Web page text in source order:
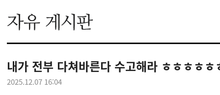
내가 전부 다쳐바른다 수고해라 ㅎㅎㅎㅎ
2025.12.07 16:04